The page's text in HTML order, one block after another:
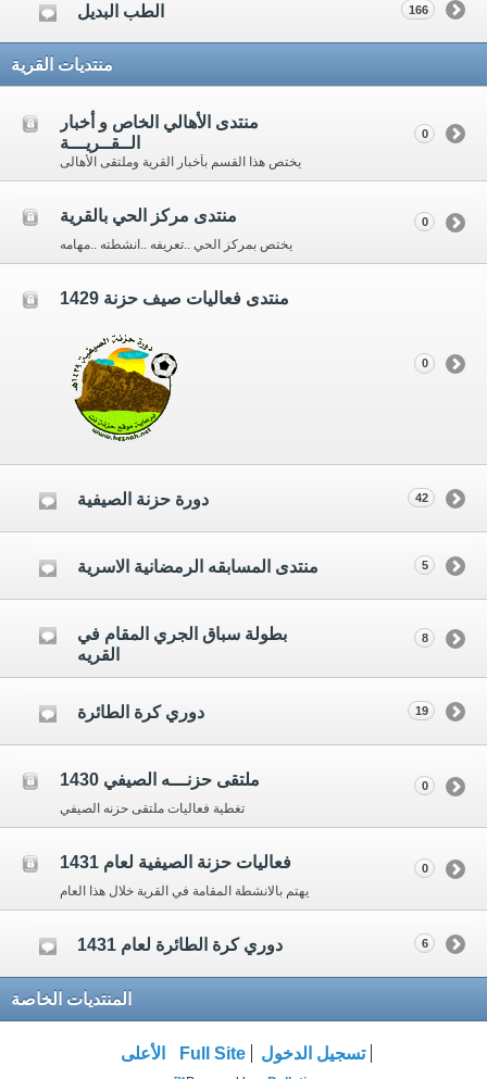
الطب البديل 166
منتديات القرية
منتدى الأهالي الخاص و أخبار
الــقــريـــة
يختص هذا القسم بأخبار القرية وملتقى الأهالى
0
منتدى مركز الحي بالقرية
يختص بمركز الحي ..تعريفه ..انشطته ..مهامه
0
منتدى فعاليات صيف حزنة 1429
0
دورة حزنة الصيفية 42
منتدى المسابقه الرمضانية الاسرية 5
بطولة سباق الجري المقام في
القريه
8
دوري كرة الطائرة 19
ملتقى حزنـــه الصيفي 1430
تغطية فعاليات ملتقى حزنه الصيفي
0
فعاليات حزنة الصيفية لعام 1431
يهتم بالانشطة المقامة في القرية خلال هذا العام
0
دوري كرة الطائرة لعام 1431 6
المنتديات الخاصة
تسجيل الدخول Full Site الأعلى